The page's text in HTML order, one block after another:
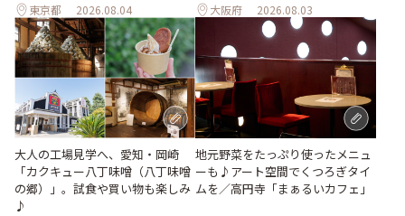
東京都 2026.08.04 大阪府 2026.08.03
大人の工場見学へ、愛知・岡崎
「カクキュー八丁味噌（八丁味噌
の郷）」。試食や買い物も楽しみ
♪
地元野菜をたっぷり使ったメニュ
ーも♪アート空間でくつろぎタイ
ムを／高円寺「まぁるいカフェ」